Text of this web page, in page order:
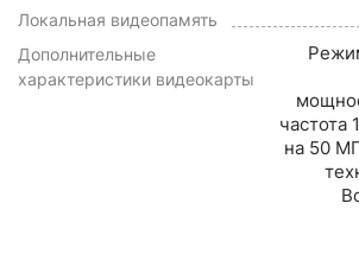
Локальная видеопамять
Дополнительные
характеристики видеокарты
частота
на 50